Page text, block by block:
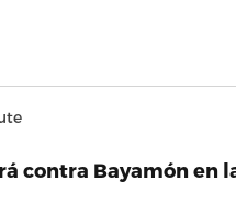
contra Bayamón en